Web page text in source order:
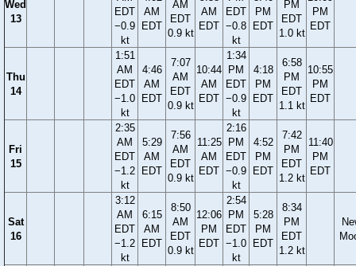
Wed
13
EDT
−0.9
kt
AM
EDT
AM
EDT
0.9 kt
AM
EDT
EDT
−0.8
kt
PM
EDT
PM
EDT
1.0 kt
PM
EDT
Thu
14
1:51
AM
EDT
−1.0
kt
4:46
AM
EDT
7:07
AM
EDT
0.9 kt
10:44
AM
EDT
1:34
PM
EDT
−0.9
kt
4:18
PM
EDT
6:58
PM
EDT
1.1 kt
10:55
PM
EDT
Fri
15
2:35
AM
EDT
−1.2
kt
5:29
AM
EDT
7:56
AM
EDT
0.9 kt
11:25
AM
EDT
2:16
PM
EDT
−0.9
kt
4:52
PM
EDT
7:42
PM
EDT
1.2 kt
11:40
PM
EDT
Sat
16
3:12
AM
EDT
−1.2
kt
6:15
AM
EDT
8:50
AM
EDT
0.9 kt
12:06
PM
EDT
2:54
PM
EDT
−1.0
kt
5:28
PM
EDT
8:34
PM
EDT
1.2 kt